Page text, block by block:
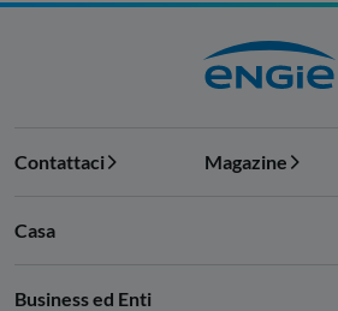
Contattaci Magazine
Casa
Business ed Enti